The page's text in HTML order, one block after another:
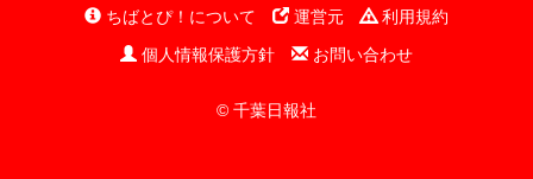
ちばとぴ！について 運営元
利用規約
個人情報保護方針
お問い合わせ
© 千葉日報社